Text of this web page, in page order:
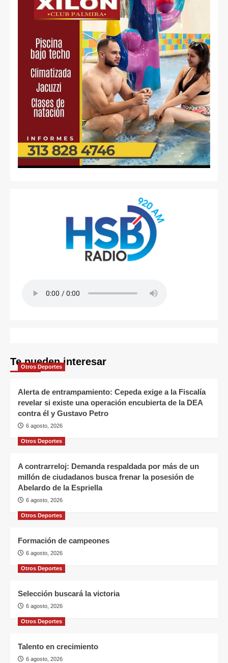
Te pueden interesar
Otros Deportes
Alerta de entrampamiento: Cepeda exige a la Fiscalía
revelar si existe una operación encubierta de la DEA
contra él y Gustavo Petro
6 agosto, 2026
Otros Deportes
A contrarreloj: Demanda respaldada por más de un
millón de ciudadanos busca frenar la posesión de
Abelardo de la Espriella
6 agosto, 2026
Otros Deportes
Formación de campeones
6 agosto, 2026
Otros Deportes
Selección buscará la victoria
6 agosto, 2026
Otros Deportes
Talento en crecimiento
6 agosto, 2026